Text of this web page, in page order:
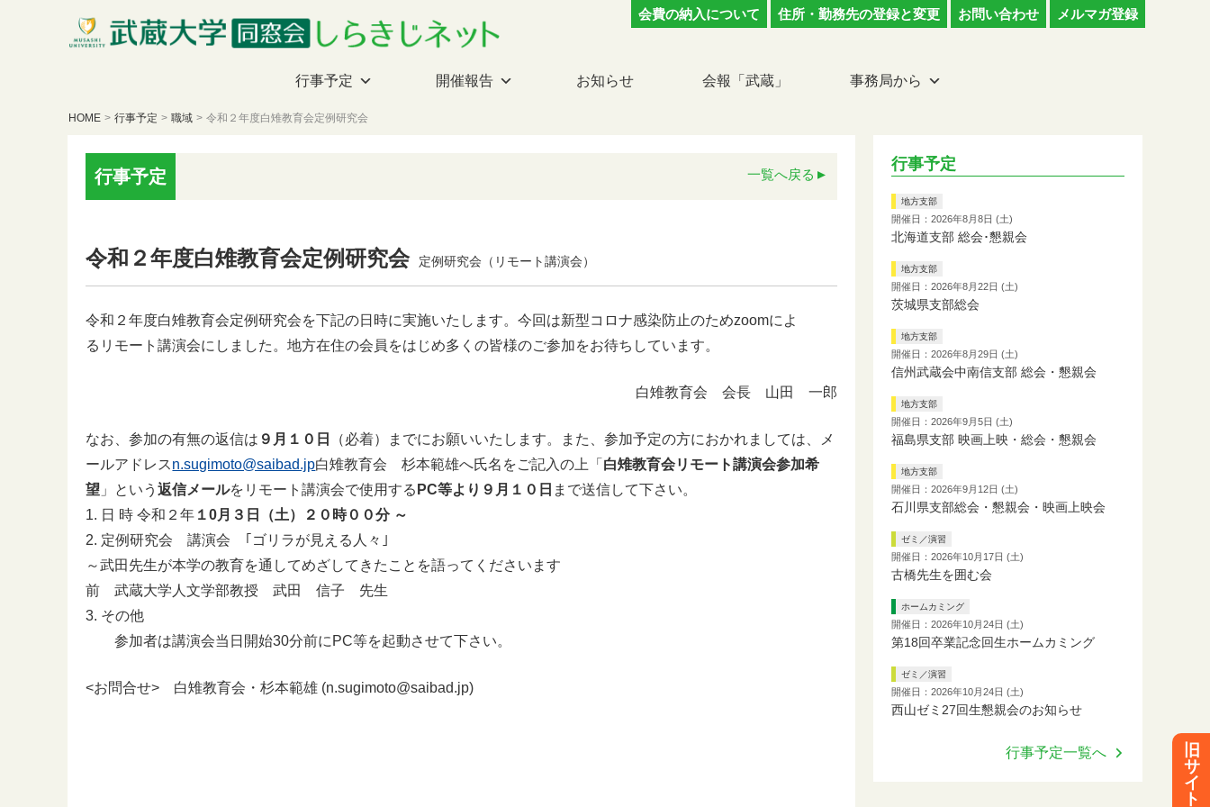
会費の納入について 住所・勤務先の登録と変更 お問い合わせ メルマガ登録
行事予定 開催報告 お知らせ 会報「武蔵」 事務局から
HOME > 行事予定 > 職域 > 令和２年度白雉教育会定例研究会
行事予定 一覧へ戻る
令和２年度白雉教育会定例研究会 定例研究会（リモート講演会）
令和２年度白雉教育会定例研究会を下記の日時に実施いたします。今回は新型コロナ感染防止のためzoomによ
るリモート講演会にしました。地方在住の会員をはじめ多くの皆様のご参加をお待ちしています。
白雉教育会 会長 山田 一郎
なお、参加の有無の返信は ９月１０日
（必着）までにお願いいたします。また、参加予定の方におかれましては、メ
ールアドレスn.sugimoto@saibad.jp白雉教育会 杉本範雄へ氏名をご記入の上「 白雉教育会リモート講演会参加希
望 」という返信メールをリモート講演会で使用する PC等より ９月１０日 まで送信して下さい。
1. 日 時 令和２年 １0月３日（土）
２０時００分 ～
2. 定例研究会 講演会 ｢ゴリラが見える人々｣
～武田先生が本学の教育を通してめざしてきたことを語ってくださいます
前 武蔵大学人文学部教授 武田 信子 先生
3. その他
参加者は講演会当日開始30分前にPC等を起動させて下さい。
<お問合せ> 白雉教育会・杉本範雄 (n.sugimoto@saibad.jp)
行事予定
地方支部
開催日：2026年8月8日 (土)
北海道支部 総会･懇親会
地方支部
開催日：2026年8月22日 (土)
茨城県支部総会
地方支部
開催日：2026年8月29日 (土)
信州武蔵会中南信支部 総会・懇親会
地方支部
開催日：2026年9月5日 (土)
福島県支部 映画上映・総会・懇親会
地方支部
開催日：2026年9月12日 (土)
石川県支部総会・懇親会・映画上映会
ゼミ／演習
開催日：2026年10月17日 (土)
古橋先生を囲む会
ホームカミング
開催日：2026年10月24日 (土)
第18回卒業記念回生ホームカミング
ゼミ／演習
開催日：2026年10月24日 (土)
西山ゼミ27回生懇親会のお知らせ
行事予定一覧へ
旧
サ
イ
ト